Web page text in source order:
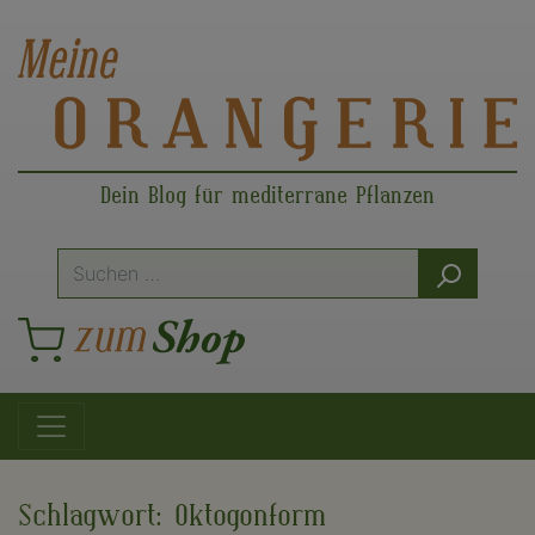
Dein Blog für mediterrane Pflanzen
Suche
nach:
Hauptnavigation
Schlagwort: Oktogonform